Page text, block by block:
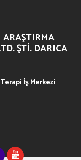
ARAŞTIRMA
ŞTI. DARICA
İş Merkezi